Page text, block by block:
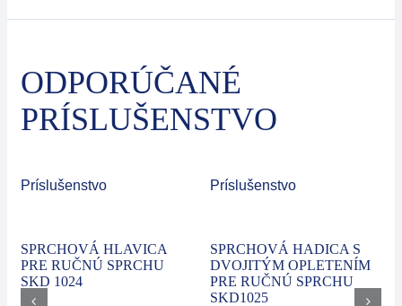
ODPORÚČANÉ
PRÍSLUŠENSTVO
Príslušenstvo
SPRCHOVÁ HLAVICA
PRE RUČNÚ SPRCHU
SKD 1024
Príslušenstvo
SPRCHOVÁ HADICA S
DVOJITÝM OPLETENÍM
PRE RUČNÚ SPRCHU
SKD1025